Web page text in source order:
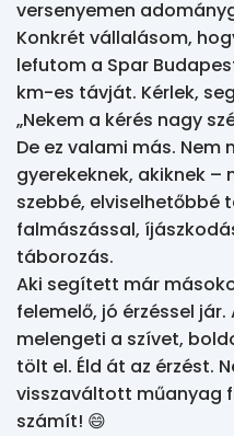
versenyemen
Konkrét vállalásom,
lefutom a Spar
km-es távját. Kérlek,
„Nekem a kérés nagy
De ez valami más.
gyerekeknek, akiknek
szebbé, elviselhetőbbé
falmászással,
táborozás.
Aki segített már
felemelő, jó érzéssel
melengeti a szívet,
tölt el. Éld át az érzést.
visszaváltott műanyag
számít! 😄